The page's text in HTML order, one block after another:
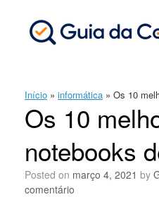
Início » informática » Os 10
Os 10
notebooks
Posted on março 4, 2021 by
comentário